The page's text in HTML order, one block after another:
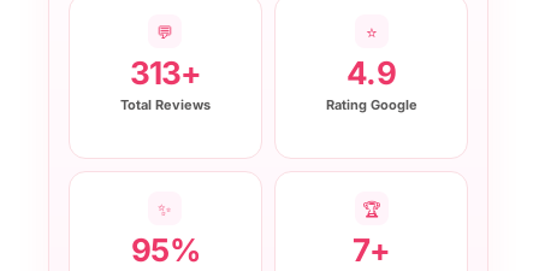
💬
313+
Total Reviews
⭐
4.9
Rating Google
✨
95%
🏆
7+